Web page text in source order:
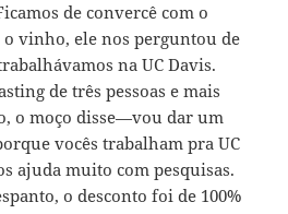
de convercê com o
vinho, ele nos perguntou de
na UC Davis.
de três pessoas e mais
o moço disse—vou dar um
vocês trabalham pra UC
ajuda muito com pesquisas.
o desconto foi de 100%